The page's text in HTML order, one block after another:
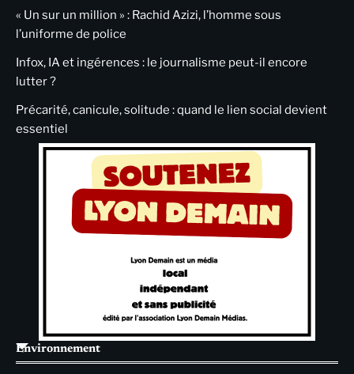
« Un sur un million » : Rachid Azizi, l’homme sous
l’uniforme de police
Infox, IA et ingérences : le journalisme peut-il encore
lutter ?
Précarité, canicule, solitude : quand le lien social devient
essentiel
Environnement